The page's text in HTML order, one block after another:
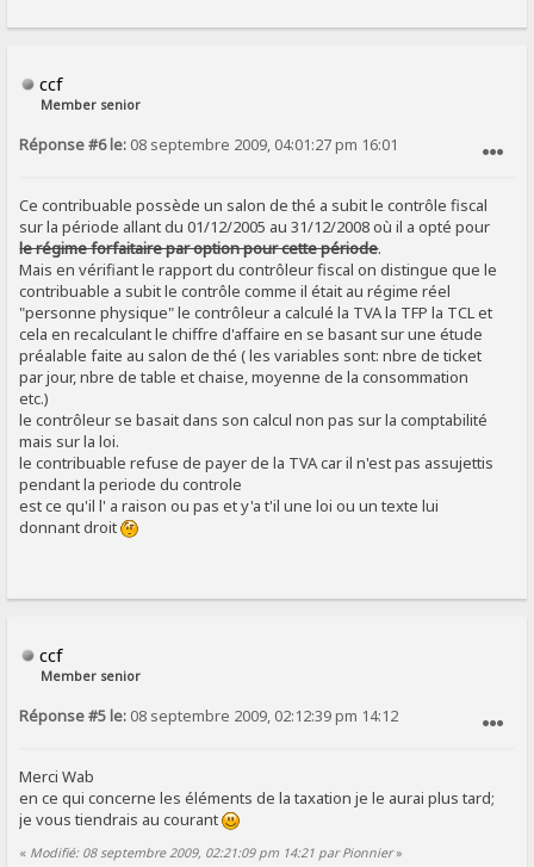
ccf
Member senior
Réponse #6 le: 08 septembre 2009, 04:01:27 pm 16:01
Ce contribuable possède un salon de thé a subit le contrôle fiscal
sur la période allant du 01/12/2005 au 31/12/2008 où il a opté pour
le régime forfaitaire par option pour cette période.
Mais en vérifiant le rapport du contrôleur fiscal on distingue que le
contribuable a subit le contrôle comme il était au régime réel
"personne physique" le contrôleur a calculé la TVA la TFP la TCL et
cela en recalculant le chiffre d'affaire en se basant sur une étude
préalable faite au salon de thé ( les variables sont: nbre de ticket
par jour, nbre de table et chaise, moyenne de la consommation
etc.)
le contrôleur se basait dans son calcul non pas sur la comptabilité
mais sur la loi.
le contribuable refuse de payer de la TVA car il n'est pas assujettis
pendant la periode du controle
est ce qu'il l' a raison ou pas et y'a t'il une loi ou un texte lui
donnant droit
ccf
Member senior
Réponse #5 le: 08 septembre 2009, 02:12:39 pm 14:12
Merci Wab
en ce qui concerne les éléments de la taxation je le aurai plus tard;
je vous tiendrais au courant
« Modifié: 08 septembre 2009, 02:21:09 pm 14:21 par Pionnier»